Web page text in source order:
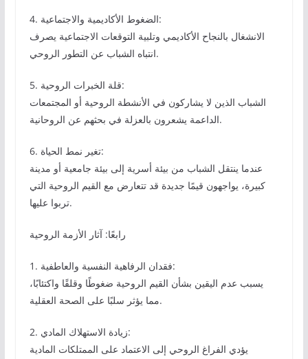
4. الضغوط الأكاديمية والاجتماعية:
الانشغال بالنجاح الأكاديمي وتلبية التوقعات الاجتماعية يصرف
انتباه الشباب عن التطور الروحي.
5. قلة الخبرات الروحية:
الشباب الذين لا يشاركون في الأنشطة الروحية أو المجتمعات
الداعمة يشعرون بالعزلة في بحثهم عن الروحانية.
6. تغير نمط الحياة:
عندما ينتقل الشباب من بيئة أسرية إلى بيئة جامعية أو مدينة
كبيرة، يواجهون قيمًا جديدة قد تتعارض مع القيم الروحية التي
تربوا عليها.
رابعًا: آثار الأزمة الروحية
1. فقدان الرفاهية النفسية والعاطفية:
يسبب عدم اليقين بشأن القيم الروحية ضغوطًا وقلقًا واكتئابًا،
مما يؤثر سلبًا على الصحة العقلية.
2. زيادة الاستهلاك المادي:
يؤدي الفراغ الروحي إلى الاعتماد على الممتلكات المادية